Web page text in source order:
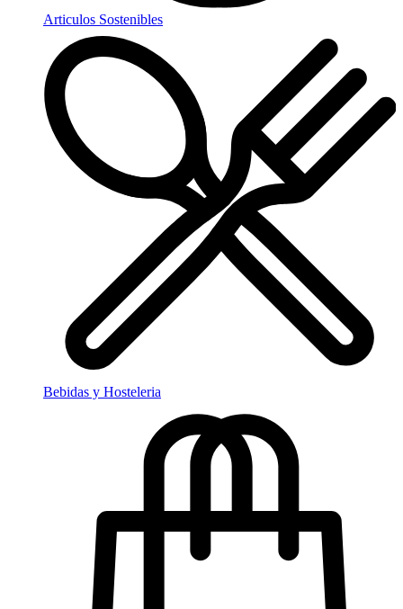
Articulos Sostenibles
Bebidas y Hosteleria